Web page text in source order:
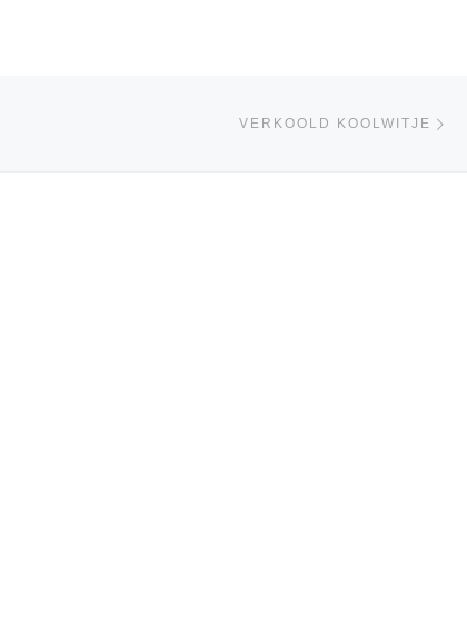
VERKOOLD KOOLWITJE